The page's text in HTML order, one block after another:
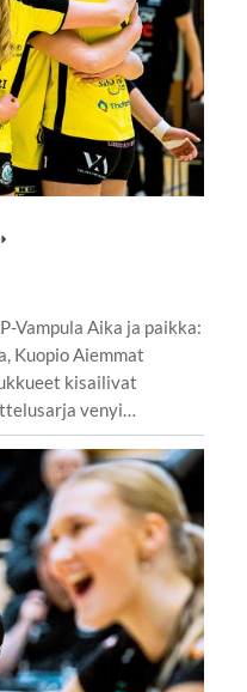
Vampula Aika ja paikka:
Kuopio Aiemmat
kisailivat
venyi…